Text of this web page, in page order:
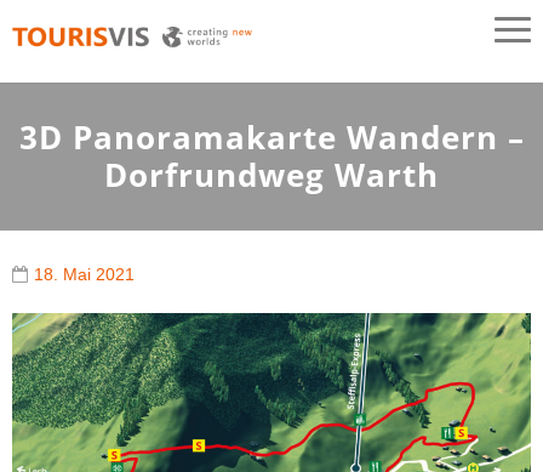
TOURISVIS
3D Panoramakarten aus Österreich
3D Panoramakarte Wandern –
Dorfrundweg Warth
18. Mai 2021